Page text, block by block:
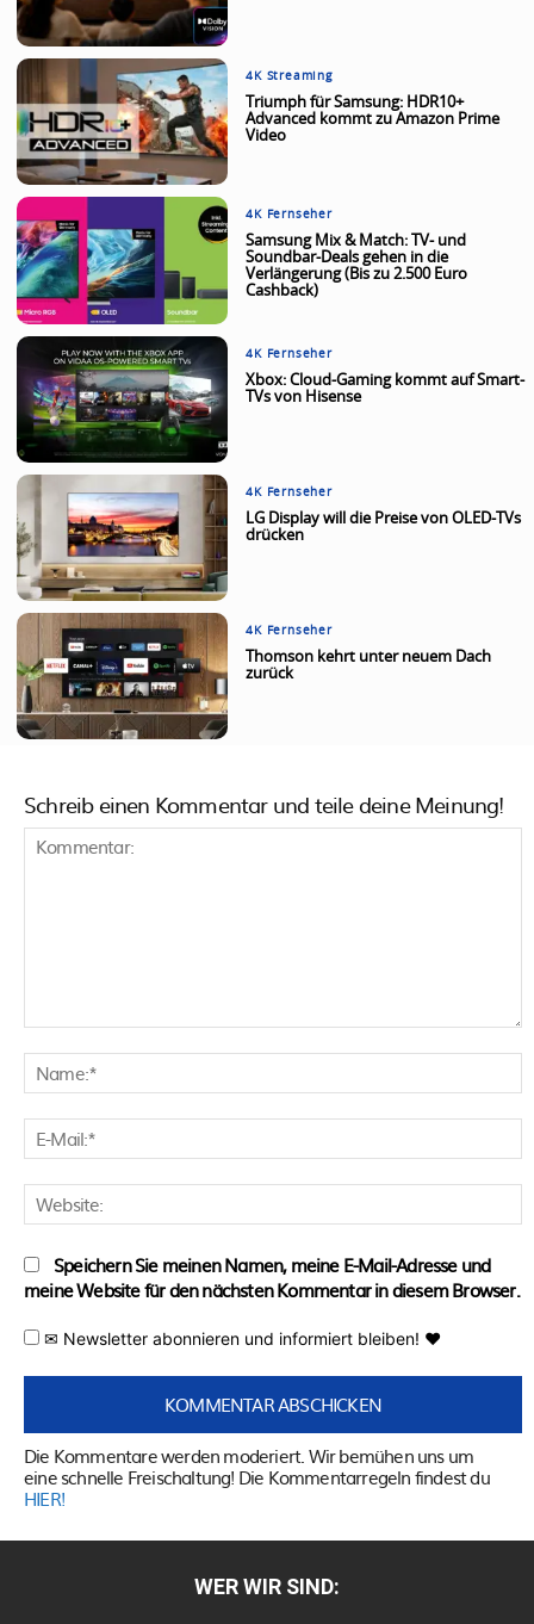
4K Streaming
Triumph für Samsung: HDR10+
Advanced kommt zu Amazon Prime
Video
4K Fernseher
Samsung Mix & Match: TV- und
Soundbar-Deals gehen in die
Verlängerung (Bis zu 2.500 Euro
Cashback)
4K Fernseher
Xbox: Cloud-Gaming kommt auf Smart-
TVs von Hisense
4K Fernseher
LG Display will die Preise von OLED-TVs
drücken
4K Fernseher
Thomson kehrt unter neuem Dach
zurück
Schreib einen Kommentar und teile deine Meinung!
Speichern Sie meinen Namen, meine E-Mail-Adresse und
meine Website für den nächsten Kommentar in diesem Browser.
✉ Newsletter abonnieren und informiert bleiben! ♥
Die Kommentare werden moderiert. Wir bemühen uns um
eine schnelle Freischaltung! Die Kommentarregeln findest du
HIER!
WER WIR SIND: